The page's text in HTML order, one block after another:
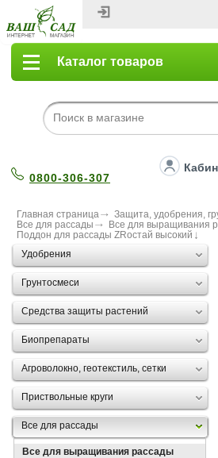
Каталог товаров
0800-306-307
Главная страница
Защита, удобрения,
Все для рассады
Все для выращивания
Поддон для рассады ZRостай высокий
Удобрения
Грунтосмеси
Средства защиты растений
Биопрепараты
Агроволокно, геотекстиль, сетки
Приствольные круги
Все для рассады
Все для выращивания рассады